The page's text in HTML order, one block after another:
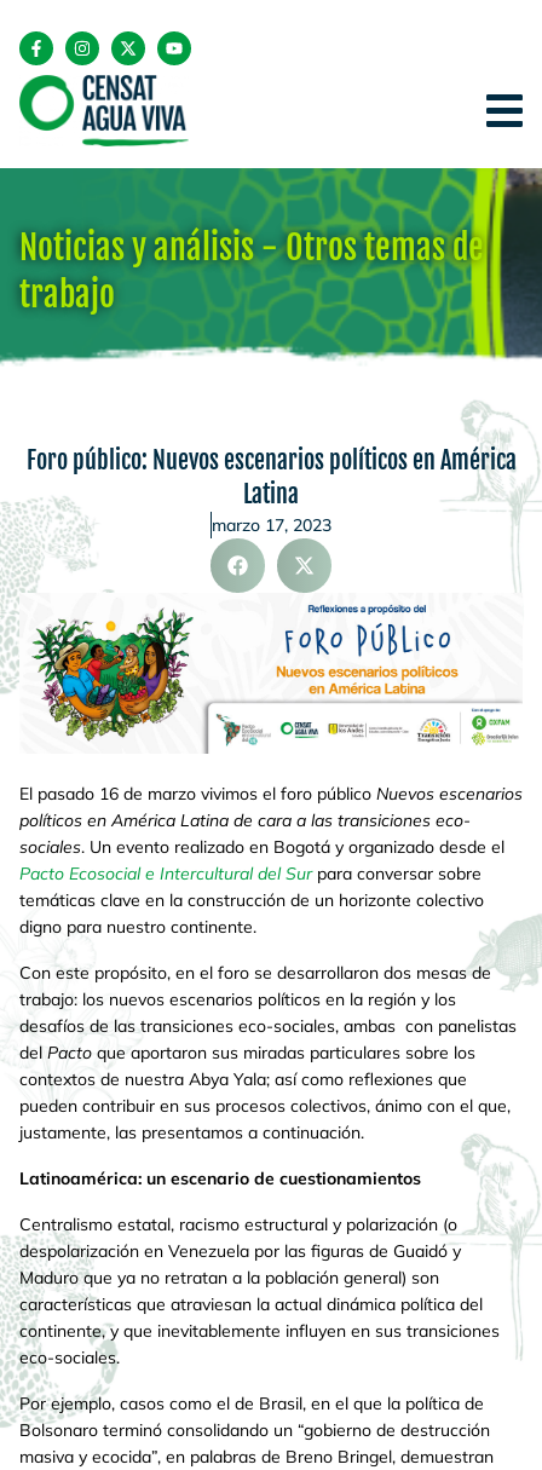
Noticias y análisis - Otros temas de
trabajo
Foro público: Nuevos escenarios políticos en América
Latina
marzo 17, 2023
El pasado 16 de marzo vivimos el foro público Nuevos escenarios
políticos en América Latina de cara a las transiciones eco-
sociales. Un evento realizado en Bogotá y organizado desde el
Pacto Ecosocial e Intercultural del Surpara conversar sobre
temáticas clave en la construcción de un horizonte colectivo
digno para nuestro continente.
Con este propósito, en el foro se desarrollaron dos mesas de
trabajo: los nuevos escenarios políticos en la región y los
desafíos de las transiciones eco-sociales, ambas con panelistas
del Pacto que aportaron sus miradas particulares sobre los
contextos de nuestra Abya Yala; así como reflexiones que
pueden contribuir en sus procesos colectivos, ánimo con el que,
justamente, las presentamos a continuación.
Latinoamérica: un escenario de cuestionamientos
Centralismo estatal, racismo estructural y polarización (o
despolarización en Venezuela por las figuras de Guaidó y
Maduro que ya no retratan a la población general) son
características que atraviesan la actual dinámica política del
continente, y que inevitablemente influyen en sus transiciones
eco-sociales.
Por ejemplo, casos como el de Brasil, en el que la política de
Bolsonaro terminó consolidando un “gobierno de destrucción
masiva y ecocida”, en palabras de Breno Bringel, demuestran